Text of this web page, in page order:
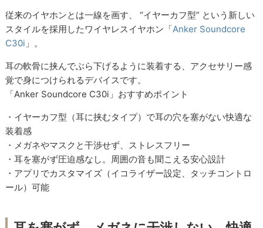
従来のイヤホンとは一線を画す、 “イヤーカフ型” という新しい
スタイルを採用したワイヤレスイヤホン「Anker Soundcore
C30i 」。
耳の軟骨に挟んでぶら下げるように装着する、アクセサリー感
覚で身につけられるデバイスです。
「Anker Soundcore C30i」おすすめポイント
・イヤーカフ型（耳に挟むタイプ）で耳の穴を塞がない快適な
装着感
・メガネやマスクと干渉せず、ストレスフリー
・耳を塞がず圧迫感なし。周囲の音も聞こえる安心設計
・アプリでカスタマイズ（イコライザー設定、タッチコントロ
ール）可能